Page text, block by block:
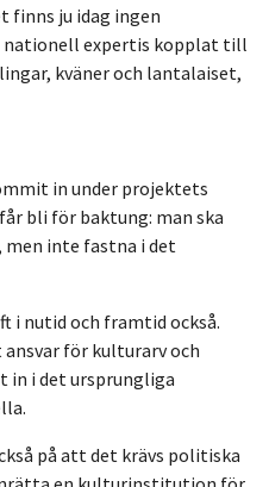
finns ju idag ingen
nationell expertis kopplat till
kväner och lantalaiset,
in under projektets
bli för baktung: man ska
inte fastna i det
i nutid och framtid också.
ansvar för kulturarv och
in i det ursprungliga
på att det krävs politiska